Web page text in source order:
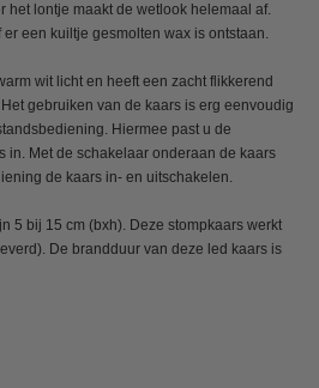
het lontje maakt de wetlook helemaal af.
een kuiltje gesmolten wax is ontstaan.
wit licht en heeft een zacht flikkerend
gebruiken van de kaars is erg eenvoudig
Hiermee past u de
in. Met de schakelaar onderaan de kaars
de kaars in- en uitschakelen.
5 bij 15 cm (bxh). Deze stompkaars werkt
De brandduur van deze led kaars is